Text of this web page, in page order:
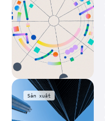
Xem câu chuyện
Sản xuất